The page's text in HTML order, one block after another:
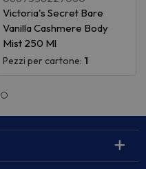
Victoria's Secret Bare
Vanilla Cashmere Body
Mist 250 Ml
Pezzi per cartone: 1